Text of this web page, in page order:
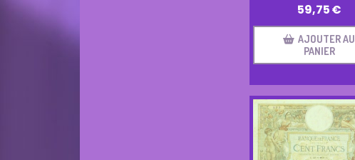
59,75€
AJOUTER AU
PANIER